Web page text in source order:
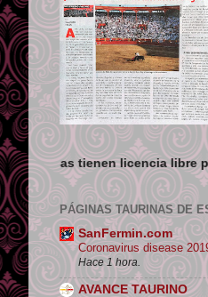
libre para uso no
PÁGINAS TAURINAS DE
SanFermin.com
Coronavirus disease
Hace 1 hora.
AVANCE TAURINO